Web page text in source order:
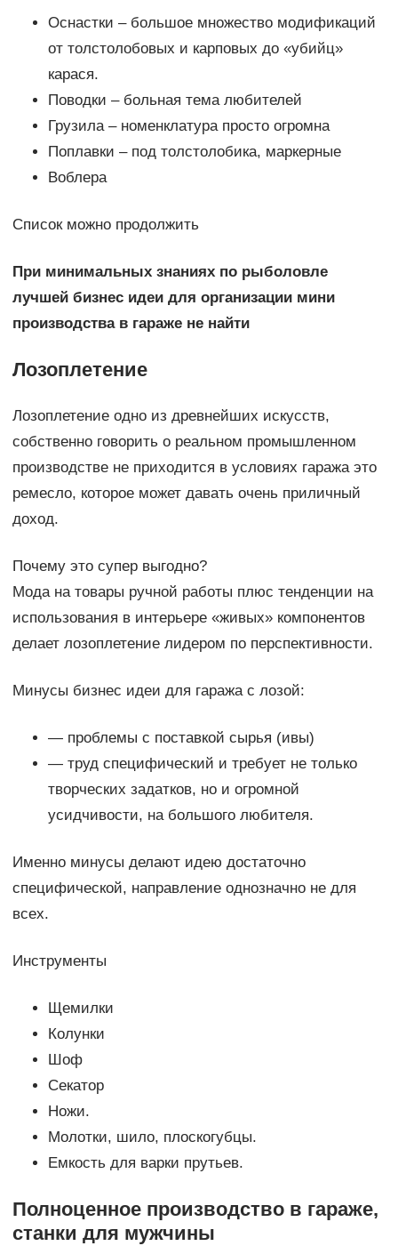
Оснастки – большое множество модификаций
от толстолобовых и карповых до «убийц»
карася.
Поводки – больная тема любителей
Грузила – номенклатура просто огромна
Поплавки – под толстолобика, маркерные
Воблера
Список можно продолжить
При минимальных знаниях по рыболовле
лучшей бизнес идеи для организации мини
производства в гараже не найти
Лозоплетение
Лозоплетение одно из древнейших искусств,
собственно говорить о реальном промышленном
производстве не приходится в условиях гаража это
ремесло, которое может давать очень приличный
доход.
Почему это супер выгодно?
Мода на товары ручной работы плюс тенденции на
использования в интерьере «живых» компонентов
делает лозоплетение лидером по перспективности.
Минусы бизнес идеи для гаража с лозой:
— проблемы с поставкой сырья (ивы)
— труд специфический и требует не только
творческих задатков, но и огромной
усидчивости, на большого любителя.
Именно минусы делают идею достаточно
специфической, направление однозначно не для
всех.
Инструменты
Щемилки
Колунки
Шоф
Секатор
Ножи.
Молотки, шило, плоскогубцы.
Емкость для варки прутьев.
Полноценное производство в гараже,
станки для мужчины